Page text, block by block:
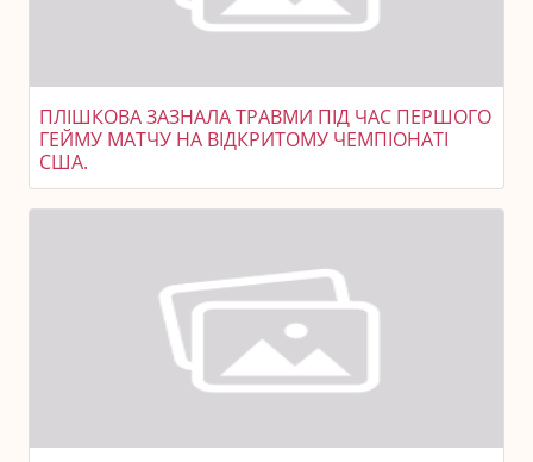
ПЛІШКОВА ЗАЗНАЛА ТРАВМИ ПІД ЧАС ПЕРШОГО
ГЕЙМУ МАТЧУ НА ВІДКРИТОМУ ЧЕМПІОНАТІ
США.